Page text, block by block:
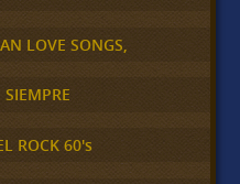
LOVE SONGS,
ROCK 60's